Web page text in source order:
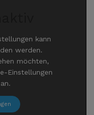
kann
werden.
möchten,
Einstellungen